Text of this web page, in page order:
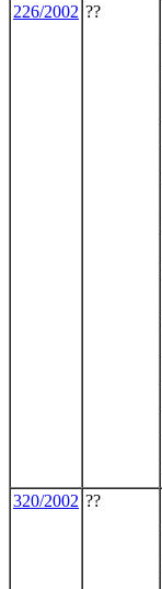
226/2002 ??
320/2002 ??